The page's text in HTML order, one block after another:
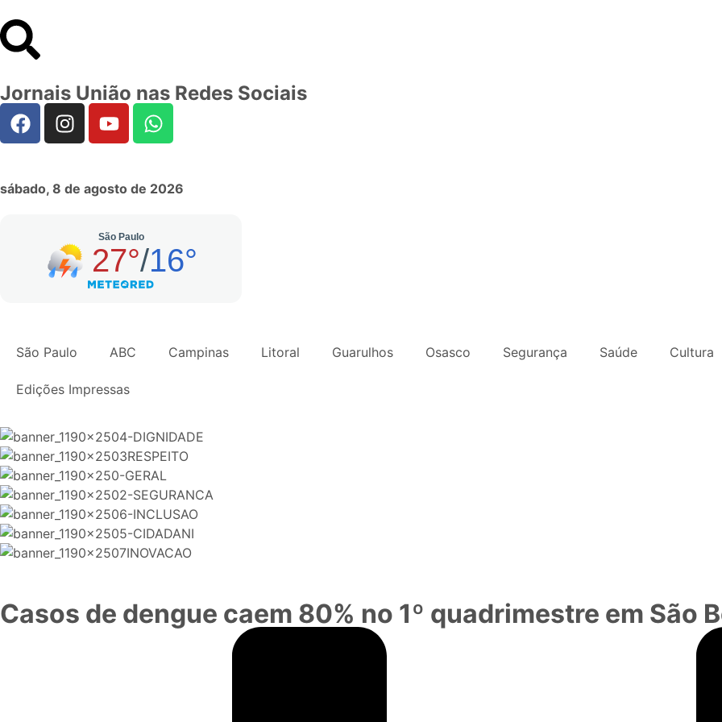
Jornais União nas Redes Sociais
sábado, 8 de agosto de 2026
São Paulo ABC Campinas Litoral Guarulhos Osasco Segurança Saúde Cultura
Edições Impressas
Casos de dengue caem 80% no 1º quadrimestre em São